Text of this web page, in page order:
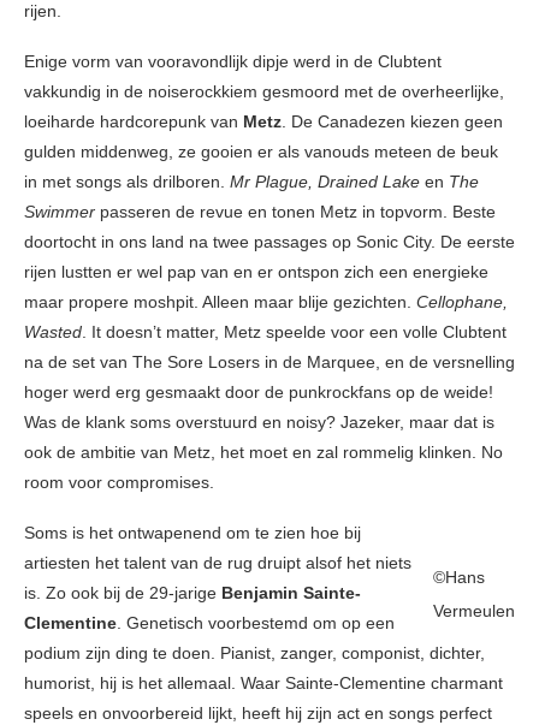
rijen.
Enige vorm van vooravondlijk dipje werd in de Clubtent
vakkundig in de noiserockkiem gesmoord met de overheerlijke,
loeiharde hardcorepunk van Metz. De Canadezen kiezen geen
gulden middenweg, ze gooien er als vanouds meteen de beuk
in met songs als drilboren. Mr Plague, Drained Lake en The
Swimmer passeren de revue en tonen Metz in topvorm. Beste
doortocht in ons land na twee passages op Sonic City. De eerste
rijen lustten er wel pap van en er ontspon zich een energieke
maar propere moshpit. Alleen maar blije gezichten. Cellophane,
Wasted. It doesn’t matter, Metz speelde voor een volle Clubtent
na de set van The Sore Losers in de Marquee, en de versnelling
hoger werd erg gesmaakt door de punkrockfans op de weide!
Was de klank soms overstuurd en noisy? Jazeker, maar dat is
ook de ambitie van Metz, het moet en zal rommelig klinken. No
room voor compromises.
©Hans
Vermeulen
Soms is het ontwapenend om te zien hoe bij
artiesten het talent van de rug druipt alsof het niets
is. Zo ook bij de 29-jarige Benjamin Sainte-
Clementine. Genetisch voorbestemd om op een
podium zijn ding te doen. Pianist, zanger, componist, dichter,
humorist, hij is het allemaal. Waar Sainte-Clementine charmant
speels en onvoorbereid lijkt, heeft hij zijn act en songs perfect